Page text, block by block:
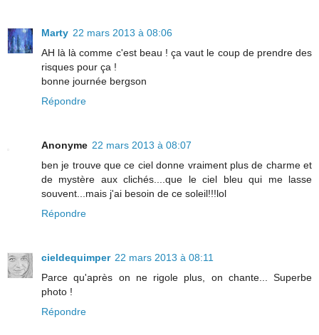
Marty 22 mars 2013 à 08:06
AH là là comme c'est beau ! ça vaut le coup de prendre des
risques pour ça !
bonne journée bergson
Répondre
Anonyme 22 mars 2013 à 08:07
ben je trouve que ce ciel donne vraiment plus de charme et
de mystère aux clichés....que le ciel bleu qui me lasse
souvent...mais j'ai besoin de ce soleil!!!lol
Répondre
cieldequimper 22 mars 2013 à 08:11
Parce qu'après on ne rigole plus, on chante... Superbe
photo !
Répondre